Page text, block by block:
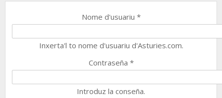
Nome d'usuariu *
Inxerta'l to nome d'usuariu d'Asturies.com.
Contraseña *
Introduz la conseña.